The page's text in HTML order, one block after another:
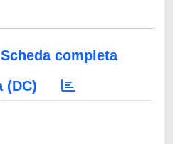
Scheda completa
(DC)